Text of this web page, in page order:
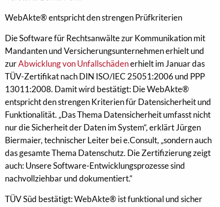
WebAkte® entspricht den strengen Prüfkriterien
Die Software für Rechtsanwälte zur Kommunikation mit
Mandanten und Versicherungsunternehmen erhielt und
zurAbwicklung von Unfallschädenerhielt im Januar das
TÜV-Zertifikat nach DIN ISO/IEC 25051:2006 und PPP
13011:2008. Damit wird bestätigt: Die WebAkte®
entspricht den strengen Kriterien für Datensicherheit und
Funktionalität. „Das Thema Datensicherheit umfasst nicht
nur die Sicherheit der Daten im System“, erklärt Jürgen
Biermaier, technischer Leiter bei e.Consult, „sondern auch
das gesamte Thema Datenschutz. Die Zertifizierung zeigt
auch: Unsere Software-Entwicklungsprozesse sind
nachvollziehbar und dokumentiert.“
TÜV Süd bestätigt: WebAkte® ist funktional und sicher